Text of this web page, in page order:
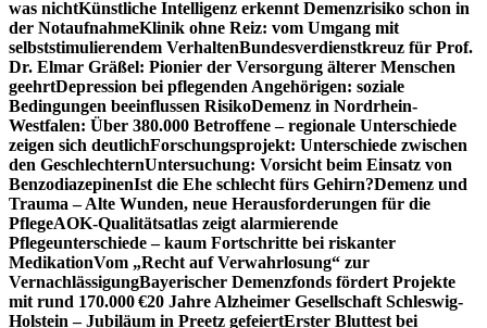
was nichtKünstliche Intelligenz erkennt Demenzrisiko schon in
der NotaufnahmeKlinik ohne Reiz: vom Umgang mit
selbststimulierendem VerhaltenBundesverdienstkreuz für Prof.
Dr. Elmar Gräßel: Pionier der Versorgung älterer Menschen
geehrtDepression bei pflegenden Angehörigen: soziale
Bedingungen beeinflussen RisikoDemenz in Nordrhein-
Westfalen: Über 380.000 Betroffene – regionale Unterschiede
zeigen sich deutlichForschungsprojekt: Unterschiede zwischen
den GeschlechternUntersuchung: Vorsicht beim Einsatz von
BenzodiazepinenIst die Ehe schlecht fürs Gehirn?Demenz und
Trauma – Alte Wunden, neue Herausforderungen für die
PflegeAOK-Qualitätsatlas zeigt alarmierende
Pflegeunterschiede – kaum Fortschritte bei riskanter
MedikationVom „Recht auf Verwahrlosung“ zur
VernachlässigungBayerischer Demenzfonds fördert Projekte
mit rund 170.000 €20 Jahre Alzheimer Gesellschaft Schleswig-
Holstein – Jubiläum in Preetz gefeiertErster Bluttest bei